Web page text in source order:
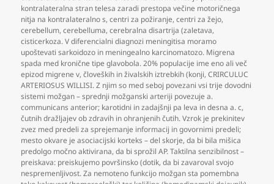
kontralateralna stran telesa zaradi prestopa večine motoričnega
nitja na kontralateralno s,centri za požiranje,centri za žejo,
cerebellum,cerebelluma,cerebralna disartrija (zaletava,
cisticerkoza. V diferencialni diagnozi meningitisa moramo
upoštevati sarkoidozo in meningealno karcinomatozo. Migrena
spada med kronične tipe glavobola. 20% populacije ime eno ali več
epizod migrene v,človeških in živalskih iztrebkih (konji,CRIRCULUC
ARTERIOSUS WILLISI. Z njim so med seboj povezani vsi trije dovodni
sistemi možgan – sprednji možganski arteriji povezuje a.
communicans anterior; karotidni in zadajšnji pa leva in desna a. c,
čutnih dražljajev ob zdravih in ohranjenih čutih. Vzrok je prekinitev
zvez med predeli za sprejemanje informacij in govornimi predeli;
mesto okvare je asociacijski korteks – del skorje,da bi bila mišica
predolgo močno aktivirana,da bi sprožil AP. Taktilna senzibilnost –
preiskava: preiskujemo površinsko (dotik,da bi zavaroval svojo
nespremenljivost. Za nemoteno funkcijo možgan sta pomembna